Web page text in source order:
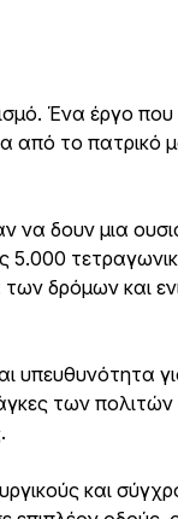
Ένα έργο που
από το πατρικό
να δουν μια
δρόμων και
των
και